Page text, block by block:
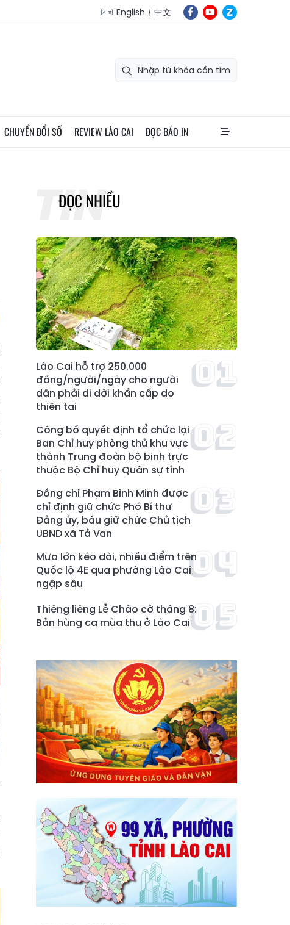
English 中文
CHUYỂN ĐỔI SỐ REVIEW LÀO CAI ĐỌC BÁO IN
ĐỌC NHIỀU
Lào Cai hỗ trợ 250.000
đồng/người/ngày cho người
dân phải di dời khẩn cấp do
thiên tai
Công bố quyết định tổ chức lại
Ban Chỉ huy phòng thủ khu vực
thành Trung đoàn bộ binh trực
thuộc Bộ Chỉ huy Quân sự tỉnh
Đồng chí Phạm Bình Minh được
chỉ định giữ chức Phó Bí thư
Đảng ủy, bầu giữ chức Chủ tịch
UBND xã Tả Van
Mưa lớn kéo dài, nhiều điểm trên
Quốc lộ 4E qua phường Lào Cai
ngập sâu
Thiêng liêng Lễ Chào cờ tháng 8:
Bản hùng ca mùa thu ở Lào Cai